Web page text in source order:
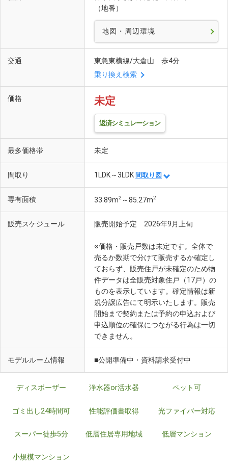
（地番）
地図・周辺環境
交通
東急東横線/大倉山 歩4分
乗り換え検索
価格 未定
返済シミュレーション
最多価格帯 未定
間取り 1LDK～3LDK 間取り図
専有面積 33.89m2 ～85.27m2
販売スケジュール 販売開始予定 2026年9月上旬
※価格・販売戸数は未定です。全体で
売るか数期で分けて販売するか確定し
ておらず、販売住戸が未確定のため物
件データは全販売対象住戸（17戸）の
ものを表示しています。確定情報は新
規分譲広告にて明示いたします。販売
開始まで契約または予約の申込および
申込順位の確保につながる行為は一切
できません。
モデルルーム情報 ■公開準備中・資料請求受付中
ディスポーザー 浄水器or活水器 ペット可
ゴミ出し24時間可 性能評価書取得 光ファイバー対応
スーパー徒歩5分 低層住居専用地域 低層マンション
小規模マンション